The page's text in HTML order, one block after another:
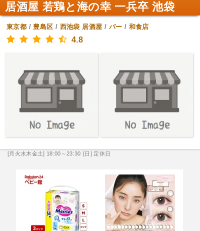
居酒屋 若鶏と海の幸 一兵卒 池袋
東京都 /豊島区 / 西池袋 居酒屋 / バー / 和食店
4.8
[月火水木金土] 18:00～23:30 [日] 定休日